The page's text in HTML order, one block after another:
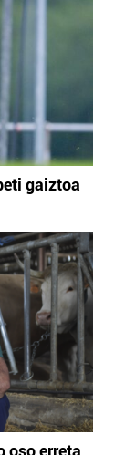
gaiztoa
oso erreta